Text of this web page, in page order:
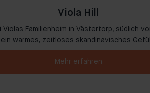
Viola Hill
Violas Familienheim in Västertorp, südlich
ein warmes, zeitloses skandinavisches
Mehr erfahren